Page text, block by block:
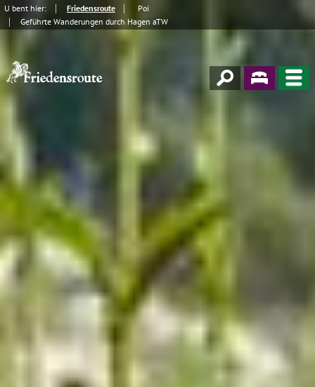
U bent hier: Friedensroute
Poi
Geführte Wanderungen durch Hagen aTW